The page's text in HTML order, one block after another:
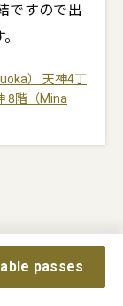
ですので出
）
天神4丁
8階（Mina
passes